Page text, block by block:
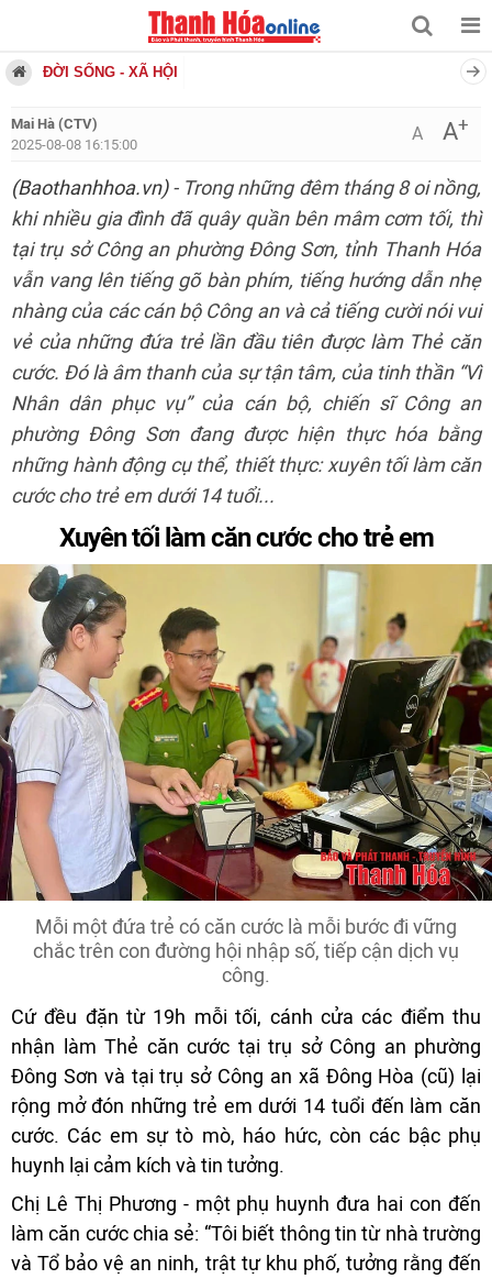
ĐỜI SỐNG - XÃ HỘI
Mai Hà (CTV)
2025-08-08 16:15:00
A A+
(Baothanhhoa.vn)- Trong những đêm tháng 8 oi nồng,
khi nhiều gia đình đã quây quần bên mâm cơm tối, thì
tại trụ sở Công an phường Đông Sơn, tỉnh Thanh Hóa
vẫn vang lên tiếng gõ bàn phím, tiếng hướng dẫn nhẹ
nhàng của các cán bộ Công an và cả tiếng cười nói vui
vẻ của những đứa trẻ lần đầu tiên được làm Thẻ căn
cước. Đó là âm thanh của sự tận tâm, của tinh thần “Vì
Nhân dân phục vụ” của cán bộ, chiến sĩ Công an
phường Đông Sơn đang được hiện thực hóa bằng
những hành động cụ thể, thiết thực: xuyên tối làm căn
cước cho trẻ em dưới 14 tuổi...
Xuyên tối làm căn cước cho trẻ em
Mỗi một đứa trẻ có căn cước là mỗi bước đi vững
chắc trên con đường hội nhập số, tiếp cận dịch vụ
công.
Cứ đều đặn từ 19h mỗi tối, cánh cửa các điểm thu
nhận làm Thẻ căn cước tại trụ sở Công an phường
Đông Sơn và tại trụ sở Công an xã Đông Hòa (cũ) lại
rộng mở đón những trẻ em dưới 14 tuổi đến làm căn
cước. Các em sự tò mò, háo hức, còn các bậc phụ
huynh lại cảm kích và tin tưởng.
Chị Lê Thị Phương - một phụ huynh đưa hai con đến
làm căn cước chia sẻ: “Tôi biết thông tin từ nhà trường
và Tổ bảo vệ an ninh, trật tự khu phố, tưởng rằng đến